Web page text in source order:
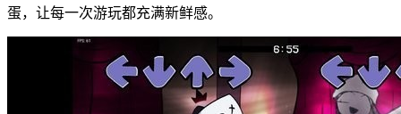
蛋，让每一次游玩都充满新鲜感。